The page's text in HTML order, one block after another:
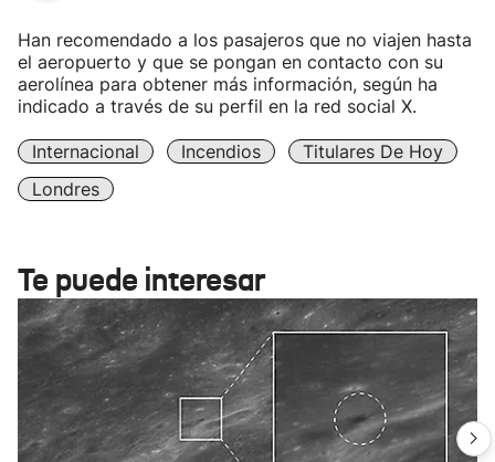
Han recomendado a los pasajeros que no viajen hasta
el aeropuerto y que se pongan en contacto con su
aerolínea para obtener más información, según ha
indicado a través de su perfil en la red social X.
Internacional Incendios
Titulares De Hoy
Londres
Te puede interesar